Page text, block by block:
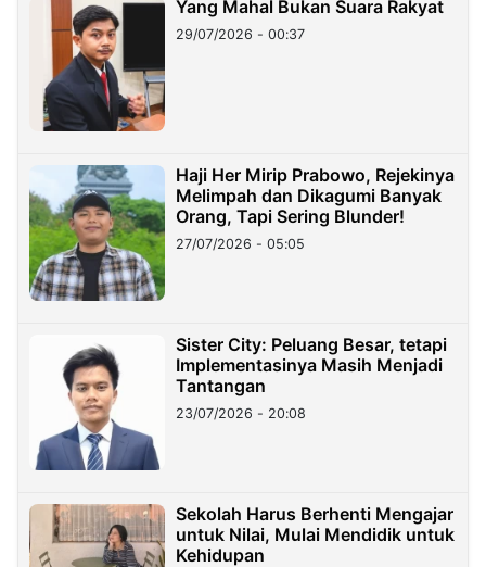
Yang Mahal Bukan Suara Rakyat
29/07/2026 - 00:37
Haji Her Mirip Prabowo, Rejekinya
Melimpah dan Dikagumi Banyak
Orang, Tapi Sering Blunder!
27/07/2026 - 05:05
Sister City: Peluang Besar, tetapi
Implementasinya Masih Menjadi
Tantangan
23/07/2026 - 20:08
Sekolah Harus Berhenti Mengajar
untuk Nilai, Mulai Mendidik untuk
Kehidupan